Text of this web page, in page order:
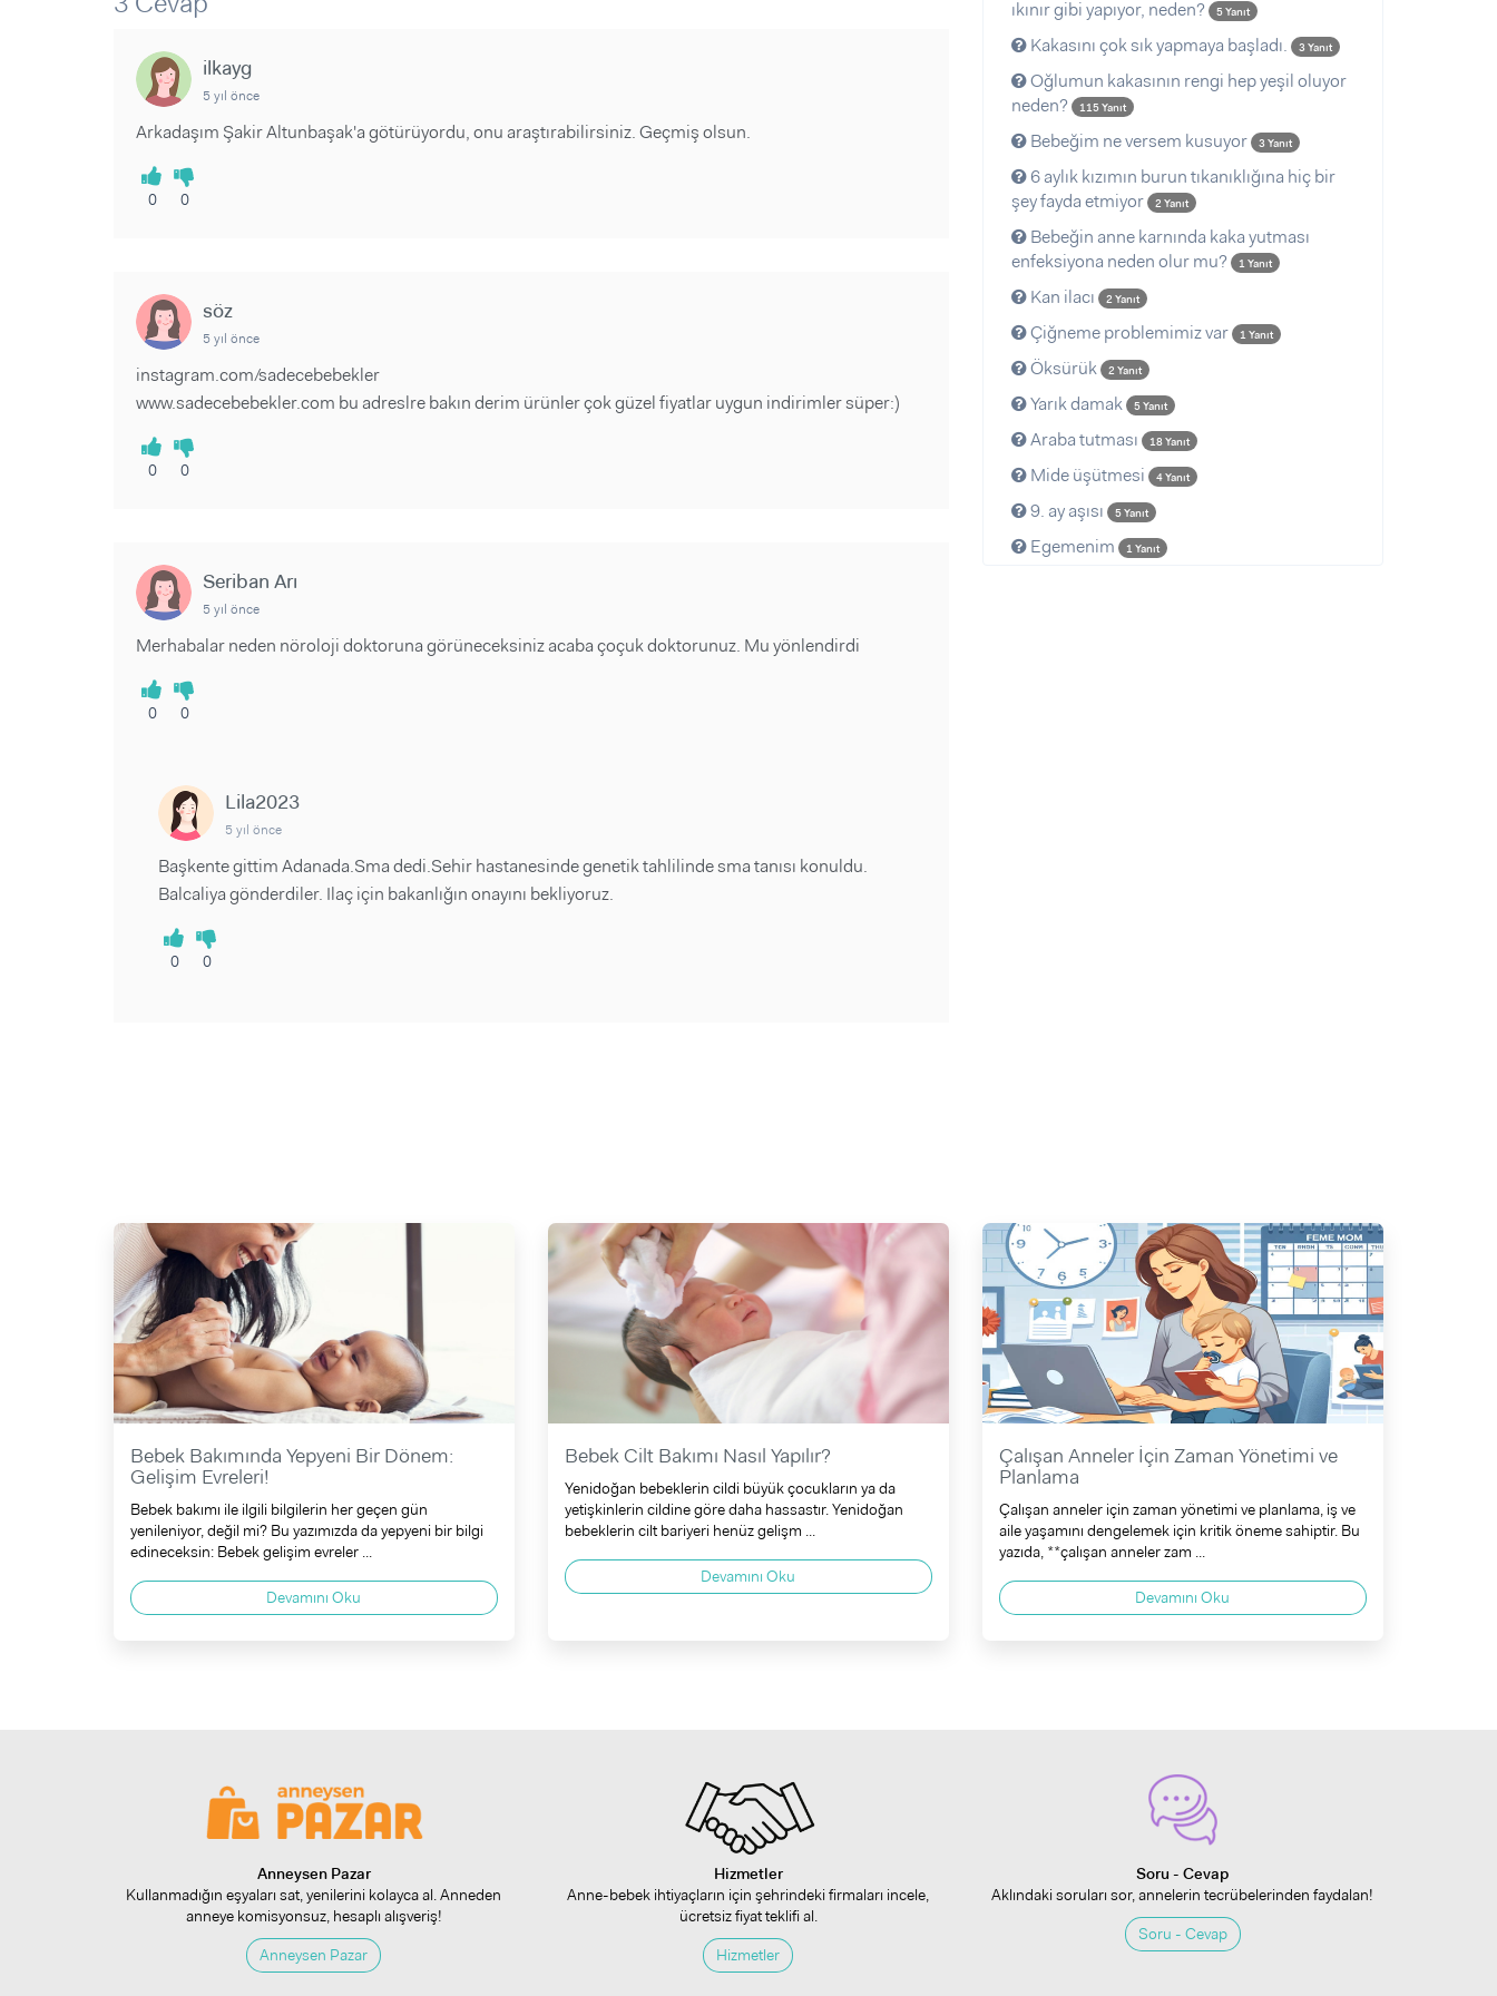
Sorular ve Yanıtlar
ilkayg
5 yıl önce
Arkadaşım Şakir Altunbaşak'a götürüyordu, onu araştırabilirsiniz. Geçmiş olsun.
0 0
söz
5 yıl önce
instagram.com/sadecebebekler
www.sadecebebekler.com bu adreslre bakın derim ürünler çok güzel fiyatlar uygun indirimler süper:)
0 0
Seriban Arı
5 yıl önce
Merhabalar neden nöroloji doktoruna görüneceksiniz acaba çoçuk doktorunuz. Mu yönlendirdi
0 0
Lila2023
5 yıl önce
Başkente gittim Adanada.Sma dedi.Sehir hastanesinde genetik tahlilinde sma tanısı konuldu.
Balcaliya gönderdiler. Ilaç için bakanlığın onayını bekliyoruz.
0 0
ıkınır gibi yapıyor, neden?
5 Yanıt
Kakasını çok sık yapmaya başladı. 3 Yanıt
Oğlumun kakasının rengi hep yeşil oluyor
neden?
115 Yanıt
Bebeğim ne versem kusuyor 3 Yanıt
6 aylık kızımın burun tıkanıklığına hiç bir
şey fayda etmiyor
2 Yanıt
Bebeğin anne karnında kaka yutması
enfeksiyona neden olur mu?
1 Yanıt
Kan ilacı 2 Yanıt
Çiğneme problemimiz var 1 Yanıt
Öksürük 2 Yanıt
Yarık damak 5 Yanıt
Araba tutması 18 Yanıt
Mide üşütmesi 4 Yanıt
9. ay aşısı 5 Yanıt
Egemenim 1 Yanıt
Bebek Bakımında Yepyeni Bir Dönem:
Gelişim Evreleri!
Bebek bakımı ile ilgili bilgilerin her geçen gün
yenileniyor, değil mi? Bu yazımızda da yepyeni bir bilgi
edineceksin: Bebek gelişim evreler ...
Devamını Oku
Bebek Cilt Bakımı Nasıl Yapılır?
Yenidoğan bebeklerin cildi büyük çocukların ya da
yetişkinlerin cildine göre daha hassastır. Yenidoğan
bebeklerin cilt bariyeri henüz gelişm ...
Devamını Oku
Çalışan Anneler İçin Zaman Yönetimi ve
Planlama
Çalışan anneler için zaman yönetimi ve planlama, iş ve
aile yaşamını dengelemek için kritik öneme sahiptir. Bu
yazıda, **çalışan anneler zam ...
Devamını Oku
Anneysen Pazar
Kullanmadığın eşyaları sat, yenilerini kolayca al. Anneden
anneye komisyonsuz, hesaplı alışveriş!
Anneysen Pazar
Hizmetler
Anne-bebek ihtiyaçların için şehrindeki firmaları incele,
ücretsiz fiyat teklifi al.
Hizmetler
Soru - Cevap
Aklındaki soruları sor, annelerin tecrübelerinden faydalan!
Soru - Cevap